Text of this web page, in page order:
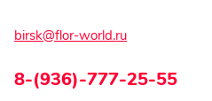
birsk@flor-world.ru
8-(936)-777-25-55